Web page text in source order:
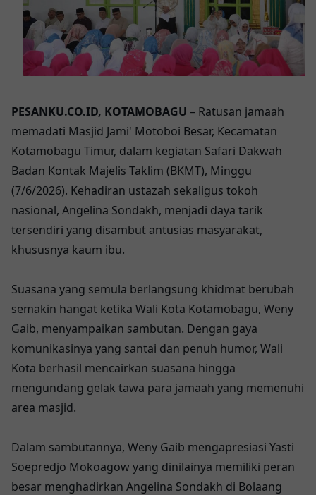
PESANKU.CO.ID, KOTAMOBAGU – Ratusan jamaah
memadati Masjid Jami' Motoboi Besar, Kecamatan
Kotamobagu Timur, dalam kegiatan Safari Dakwah
Badan Kontak Majelis Taklim (BKMT), Minggu
(7/6/2026). Kehadiran ustazah sekaligus tokoh
nasional, Angelina Sondakh, menjadi daya tarik
tersendiri yang disambut antusias masyarakat,
khususnya kaum ibu.
Suasana yang semula berlangsung khidmat berubah
semakin hangat ketika Wali Kota Kotamobagu, Weny
Gaib, menyampaikan sambutan. Dengan gaya
komunikasinya yang santai dan penuh humor, Wali
Kota berhasil mencairkan suasana hingga
mengundang gelak tawa para jamaah yang memenuhi
area masjid.
Dalam sambutannya, Weny Gaib mengapresiasi Yasti
Soepredjo Mokoagow yang dinilainya memiliki peran
besar menghadirkan Angelina Sondakh di Bolaang